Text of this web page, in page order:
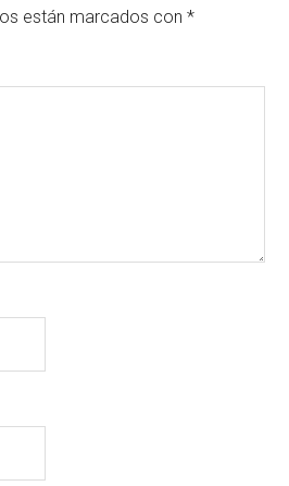
están marcados con*